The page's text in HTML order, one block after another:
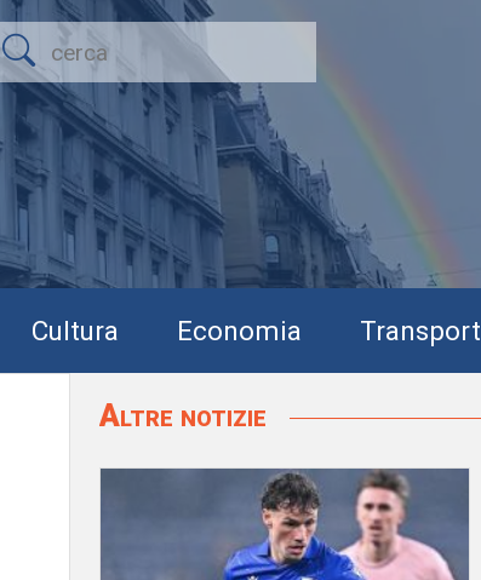
Cultura Economia Transport
Altre notizie